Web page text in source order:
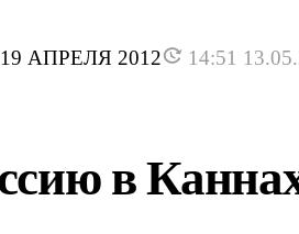
19 АПРЕЛЯ 2012 14:51
в